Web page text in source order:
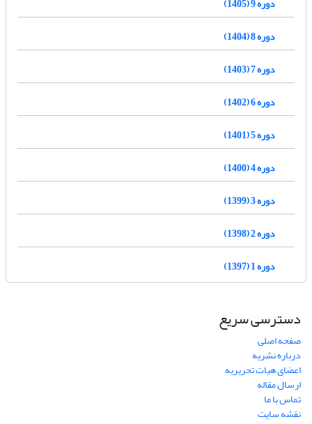
دوره 8 (1404)
دوره 7 (1403)
دوره 6 (1402)
دوره 5 (1401)
دوره 4 (1400)
دوره 3 (1399)
دوره 2 (1398)
دوره 1 (1397)
دسترسی سریع
صفحه اصلی
درباره نشریه
اعضای هیات تحریریه
ارسال مقاله
تماس با ما
نقشه سایت